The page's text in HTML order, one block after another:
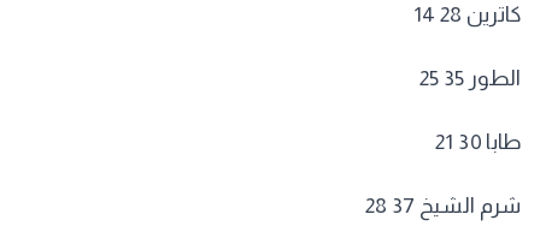
كاترين 28 14
الطور 35 25
طابا 30 21
شرم الشيخ 37 28